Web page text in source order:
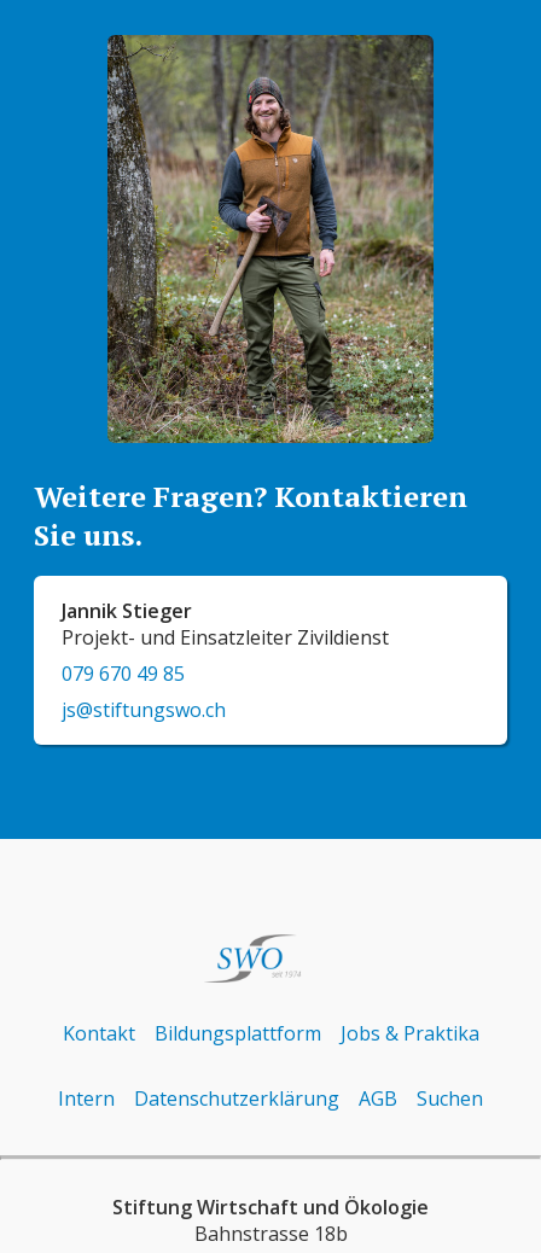
Weitere Fragen? Kontaktieren
Sie uns.
Jannik Stieger
Projekt- und Einsatzleiter Zivildienst
079 670 49 85
js@stiftungswo.ch
Kontakt Bildungsplattform Jobs & Praktika
Intern Datenschutzerklärung AGB Suchen
Stiftung Wirtschaft und Ökologie
Bahnstrasse 18b